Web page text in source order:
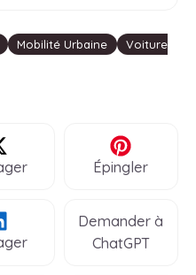
Mobilité Urbaine
Voiture
Épingler
Demander à
ChatGPT